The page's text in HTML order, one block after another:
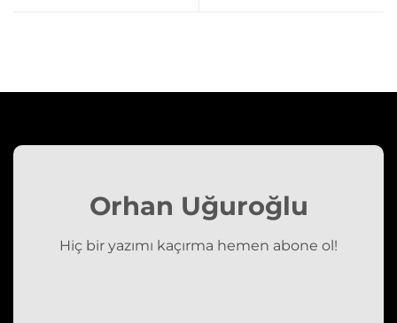
Orhan Uğuroğlu
Hiç bir yazımı kaçırma hemen abone ol!